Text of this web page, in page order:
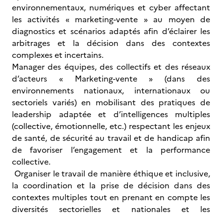
environnementaux, numériques et cyber affectant
les activités « marketing-vente » au moyen de
diagnostics et scénarios adaptés afin d’éclairer les
arbitrages et la décision dans des contextes
complexes et incertains.
Manager des équipes, des collectifs et des réseaux
d’acteurs « Marketing-vente » (dans des
environnements nationaux, internationaux ou
sectoriels variés) en mobilisant des pratiques de
leadership adaptée et d’intelligences multiples
(collective, émotionnelle, etc.) respectant les enjeux
de santé, de sécurité au travail et de handicap afin
de favoriser l’engagement et la performance
collective.
Organiser le travail de manière éthique et inclusive,
la coordination et la prise de décision dans des
contextes multiples tout en prenant en compte les
diversités sectorielles et nationales et les